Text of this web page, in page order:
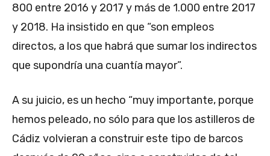
800 entre 2016 y 2017 y más de 1.000 entre 2017
y 2018. Ha insistido en que “son empleos
directos, a los que habrá que sumar los indirectos
que supondría una cuantía mayor”.
A su juicio, es un hecho “muy importante, porque
hemos peleado, no sólo para que los astilleros de
Cádiz volvieran a construir este tipo de barcos